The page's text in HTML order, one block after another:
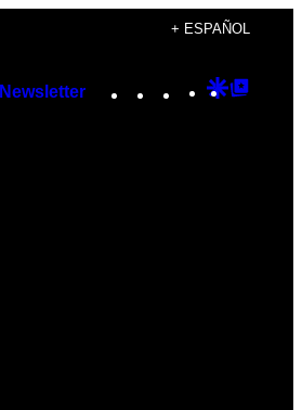
+ ESPAÑOL
Newsletter Instagram
TikTok
YouTube
Google